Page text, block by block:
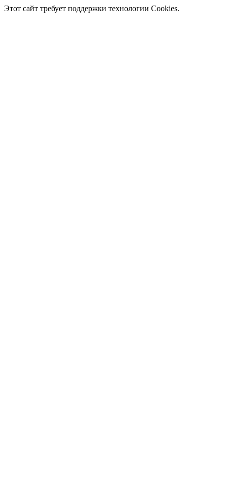
Этот сайт требует поддержки технологии Cookies.